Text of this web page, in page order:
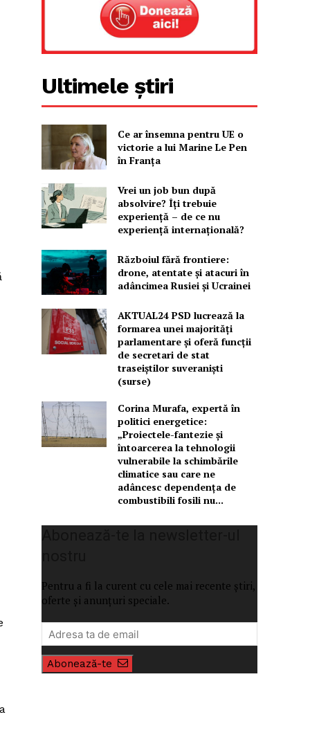
Ultimele știri
Ce ar însemna pentru UE o
victorie a lui Marine Le Pen
în Franța
Vrei un job bun după
absolvire? Îți trebuie
experiență – de ce nu
experiență internațională?
Războiul fără frontiere:
drone, atentate și atacuri în
adâncimea Rusiei și Ucrainei
AKTUAL24 PSD lucrează la
formarea unei majorităţi
parlamentare și oferă funcții
de secretari de stat
traseiștilor suveraniști
(surse)
Corina Murafa, expertă în
politici energetice:
„Proiectele-fantezie și
întoarcerea la tehnologii
vulnerabile la schimbările
climatice sau care ne
adâncesc dependența de
combustibili fosili nu...
Pentru a fi la curent cu cele mai recente știri,
oferte și anunțuri speciale.
Abonează-te